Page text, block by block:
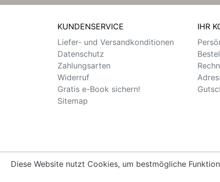
KUNDENSERVICE
Liefer- und Versandkonditionen
Datenschutz
Zahlungsarten
Widerruf
Gratis e-Book sichern!
Sitemap
IHR
Diese Website nutzt Cookies, um bestmögliche